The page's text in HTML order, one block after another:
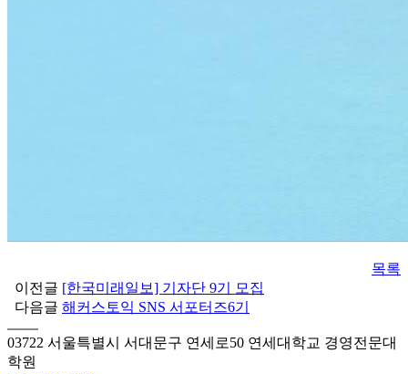
목록
이전글 [한국미래일보] 기자단 9기 모집
다음글 해커스토익 SNS 서포터즈6기
03722 서울특별시 서대문구 연세로50 연세대학교 경영전문대
학원